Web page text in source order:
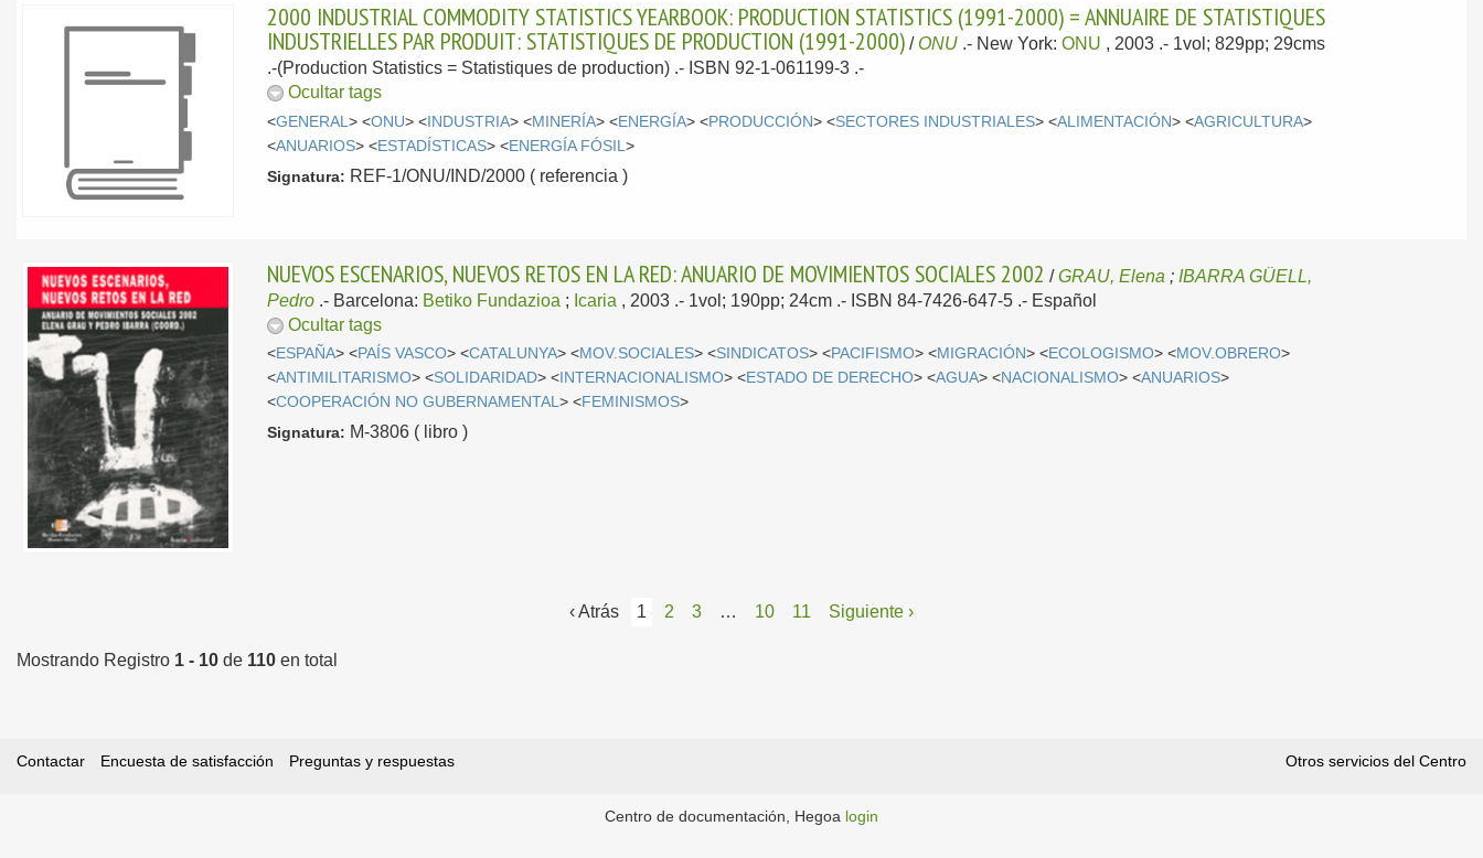
2000 INDUSTRIAL COMMODITY STATISTICS YEARBOOK: PRODUCTION STATISTICS (1991-2000) = ANNUAIRE DE STATISTIQUES
INDUSTRIELLES PAR PRODUIT: STATISTIQUES DE PRODUCTION (1991-2000) / ONU .- New York:ONU , 2003 .- 1vol; 829pp; 29cms
.-(Production Statistics = Statistiques de production) .- ISBN 92-1-061199-3 .-
Ocultar tags
<GENERAL> <ONU> <INDUSTRIA> <MINERÍA> <ENERGÍA> <PRODUCCIÓN> <SECTORES INDUSTRIALES> <ALIMENTACIÓN> <AGRICULTURA>
<ANUARIOS> <ESTADÍSTICAS> <ENERGÍA FÓSIL>
Signatura: REF-1/ONU/IND/2000 ( referencia )
NUEVOS ESCENARIOS, NUEVOS RETOS EN LA RED: ANUARIO DE MOVIMIENTOS SOCIALES 2002 /GRAU, Elena ; IBARRA GÜELL,
Pedro .- Barcelona: Betiko Fundazioa ; Icaria , 2003 .- 1vol; 190pp; 24cm .- ISBN 84-7426-647-5 .- Español
Ocultar tags
<ESPAÑA> <PAÍS VASCO> <CATALUNYA> <MOV.SOCIALES> <SINDICATOS> <PACIFISMO> <MIGRACIÓN> <ECOLOGISMO> <MOV.OBRERO>
<ANTIMILITARISMO> <SOLIDARIDAD> < INTERNACIONALISMO> <ESTADO DE DERECHO> <AGUA> <NACIONALISMO> <ANUARIOS>
<COOPERACIÓN NO GUBERNAMENTAL> <FEMINISMOS>
Signatura: M-3806 ( libro )
‹ Atrás 1 2 3 … 10 11 Siguiente ›
Mostrando Registro 1 - 10 de 110 en total
Contactar Encuesta de satisfacción Preguntas y respuestas Otros servicios del Centro
Centro de documentación, Hegoa login